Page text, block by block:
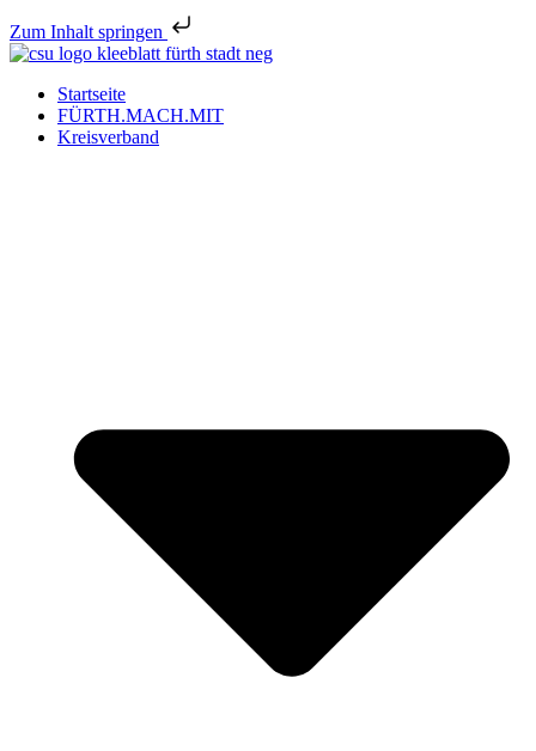
Zum Inhalt springen
Startseite
FÜRTH.MACH.MIT
Kreisverband